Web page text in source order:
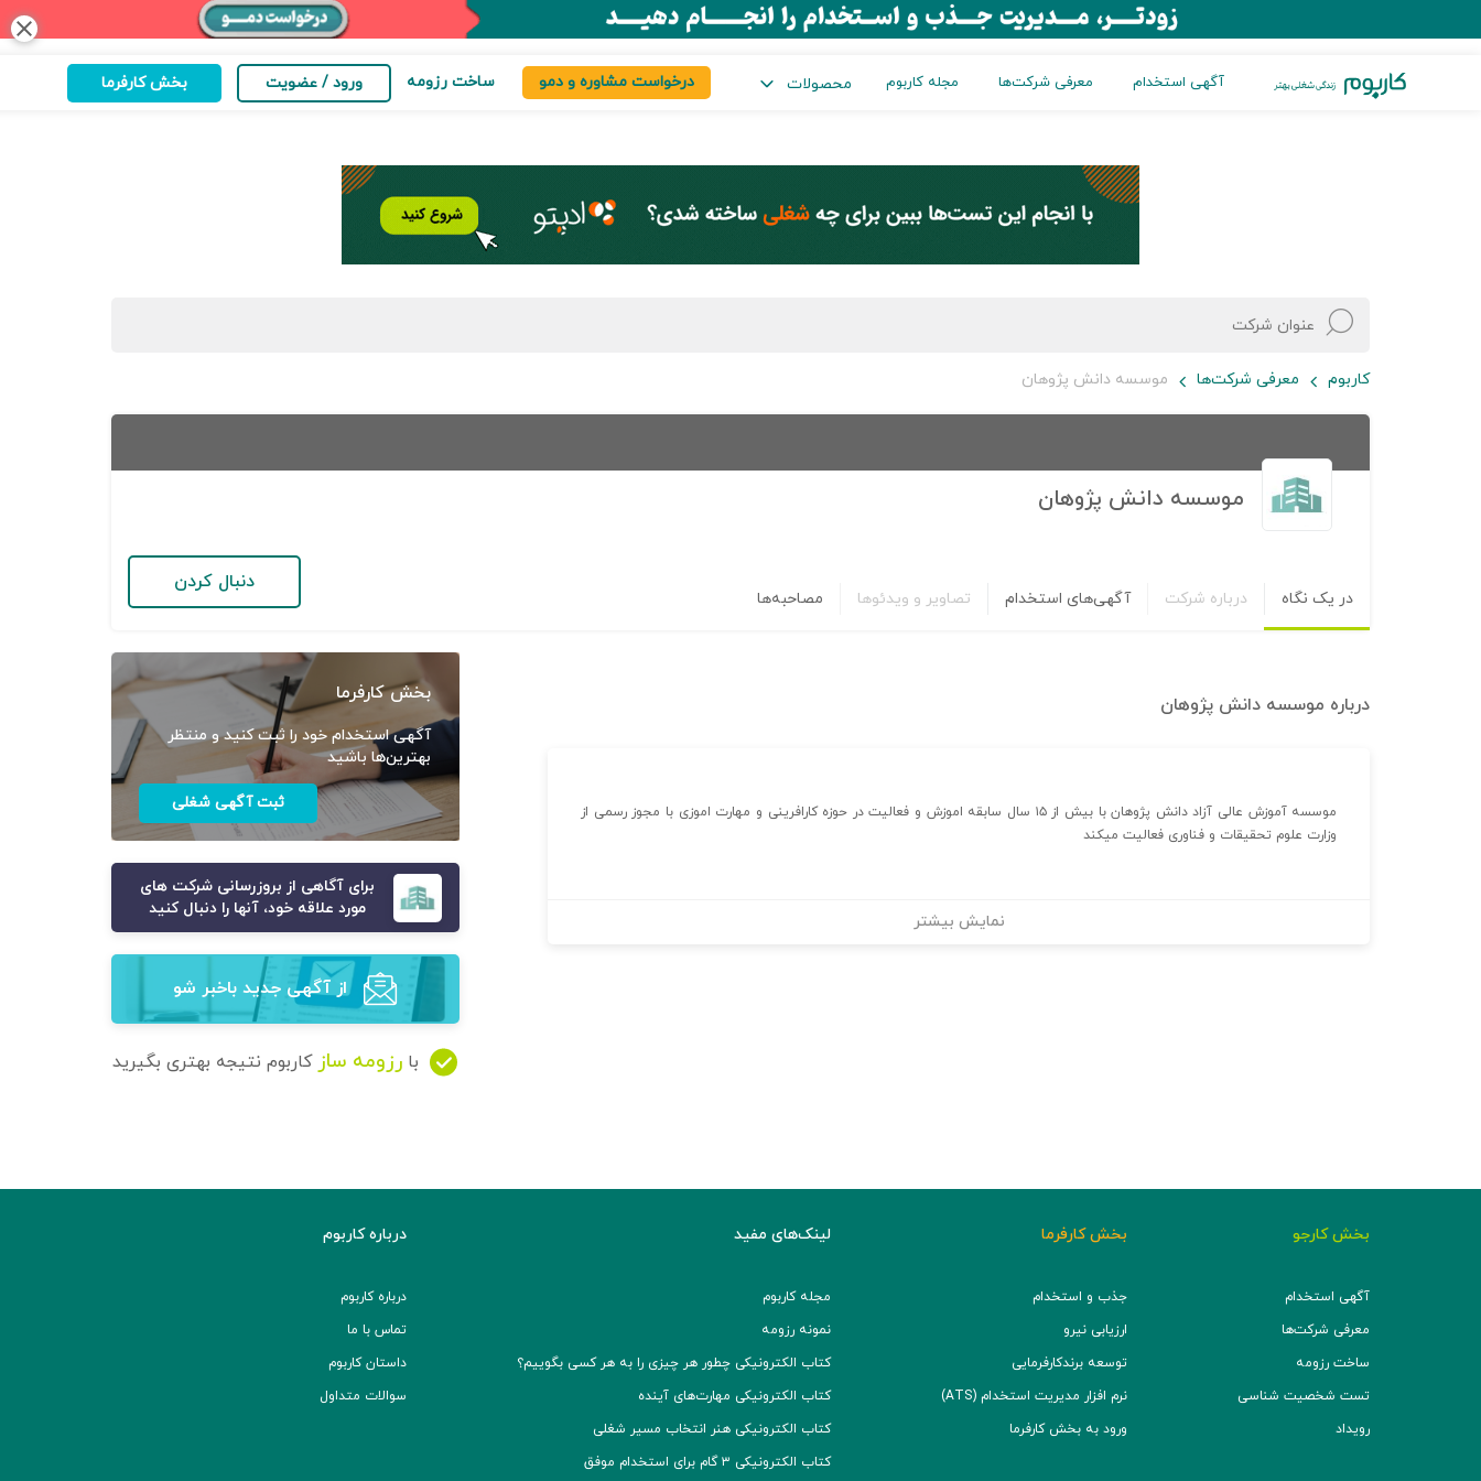
close
آگهی استخدام معرفی شرکت‌ها مجله کاربوم محصولات درخواست مشاوره و دمو ساخت رزومه ورود / عضویت بخش کارفرما
کاربوم معرفی شرکت‌ها موسسه دانش پژوهان
موسسه دانش پژوهان
در یک نگاه درباره شرکت آگهی‌های استخدام تصاویر و ویدئوها مصاحبه‌ها
دنبال کردن
درباره موسسه دانش پژوهان
موسسه آموزش عالی آزاد دانش پژوهان با بیش از ۱۵ سال سابقه اموزش و فعالیت در حوزه کارافرینی و مهارت اموزی با مجوز رسمی از
وزارت علوم تحقیقات و فناوری فعالیت میکند
نمایش بیشتر
بخش کارفرما
آگهی استخدام خود را ثبت کنید و منتظر
بهترین‌ها باشید
ثبت آگهی شغلی
برای آگاهی از بروزرسانی شرکت های
مورد علاقه خود، آنها را دنبال کنید
از آگهی‌ جدید باخبر شو
با رزومه ساز کاربوم نتیجه بهتری بگیرید
بخش کارجو
آگهی استخدام
معرفی شرکت‌ها
ساخت رزومه
تست شخصیت شناسی
رویداد
بخش کارفرما
جذب و استخدام
ارزیابی نیرو
توسعه برند‌کارفرمایی
نرم افزار مدیریت استخدام (ATS)
ورود به بخش کارفرما
لینک‌های مفید
مجله کاربوم
نمونه رزومه
کتاب الکترونیکی چطور هر چیزی را به هر کسی بگوییم؟
کتاب الکترونیکی مهارت‌های آینده
کتاب الکترونیکی هنر انتخاب مسیر شغلی
کتاب الکترونیکی ۳ گام برای استخدام موفق
درباره کاربوم
درباره کاربوم
تماس با ما
داستان کاربوم
سوالات متداول